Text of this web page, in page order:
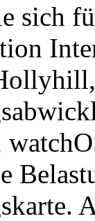
sich